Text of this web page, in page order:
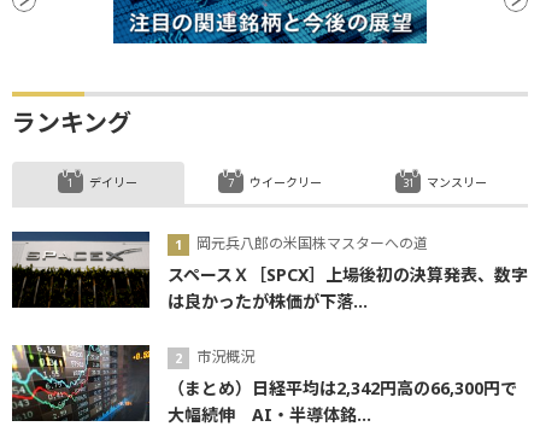
ランキング
デイリー
岡元兵八郎の米国株マスターへの道
スペースＸ［SPCX］上場後初の決算発表、数字
は良かったが株価が下落...
市況概況
（まとめ）日経平均は2,342円高の66,300円で
大幅続伸 AI・半導体銘...
ウイークリー マンスリー